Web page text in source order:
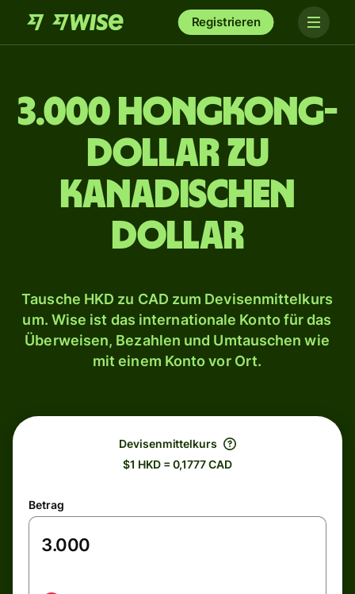
Registrieren
3.000 Hongkong-
Dollar zu
kanadischen
Dollar
Tausche HKD zu CAD zum Devisenmittelkurs
um. Wise ist das internationale Konto für das
Überweisen, Bezahlen und Umtauschen wie
mit einem Konto vor Ort.
Devisenmittelkurs
$1 HKD = 0,1777 CAD
Betrag